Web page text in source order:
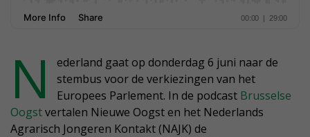
N
ederland gaat op donderdag 6 juni naar de
stembus voor de verkiezingen van het
Europees Parlement. In de podcast Brusselse
Oogstvertalen Nieuwe Oogst en het Nederlands
Agrarisch Jongeren Kontakt (NAJK) de